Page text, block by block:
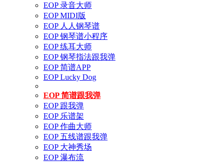
EOP 录音大师
EOP MIDI版
EOP 人人钢琴谱
EOP 钢琴谱小程序
EOP 练耳大师
EOP 钢琴指法跟我弹
EOP 简谱APP
EOP Lucky Dog
EOP 简谱跟我弹
EOP 跟我弹
EOP 乐谱架
EOP 作曲大师
EOP 五线谱跟我弹
EOP 大神秀场
EOP 瀑布流